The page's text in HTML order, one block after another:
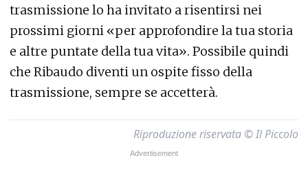
trasmissione lo ha invitato a risentirsi nei
prossimi giorni «per approfondire la tua storia
e altre puntate della tua vita». Possibile quindi
che Ribaudo diventi un ospite fisso della
trasmissione, sempre se accetterà.
Riproduzione riservata © Il Piccolo